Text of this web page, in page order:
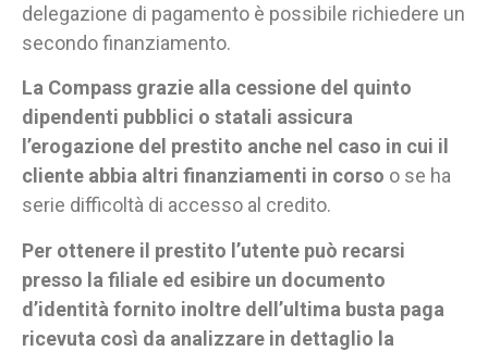
delegazione di pagamento è possibile richiedere un
secondo finanziamento.
La Compass grazie alla cessione del quinto
dipendenti pubblici o statali assicura
l’erogazione del prestito anche nel caso in cui il
cliente abbia altri finanziamenti in corso o se ha
serie difficoltà di accesso al credito.
Per ottenere il prestito l’utente può recarsi
presso la filiale ed esibire un documento
d’identità fornito inoltre dell’ultima busta paga
ricevuta così da analizzare in dettaglio la